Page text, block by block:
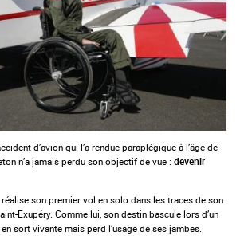
d’avion qui l’a rendue paraplégique à l’âge de
n’a jamais perdu son objectif de vue : devenir
réalise son premier vol en solo dans les traces de son
Exupéry. Comme lui, son destin bascule lors d’un
sort vivante mais perd l’usage de ses jambes.